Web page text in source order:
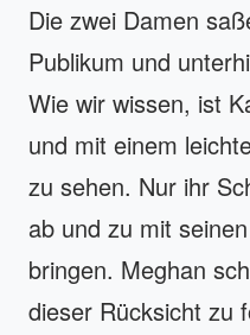
Die zwei Damen
Publikum und
Wie wir wissen, ist
und mit einem
zu sehen. Nur ihr
ab und zu mit
bringen. Meghan
dieser Rücksicht zu